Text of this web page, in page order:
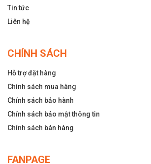
Tin tức
Liên hệ
CHÍNH SÁCH
Hỗ trợ đặt hàng
Chính sách mua hàng
Chính sách bảo hành
Chính sách bảo mật thông tin
Chính sách bán hàng
FANPAGE